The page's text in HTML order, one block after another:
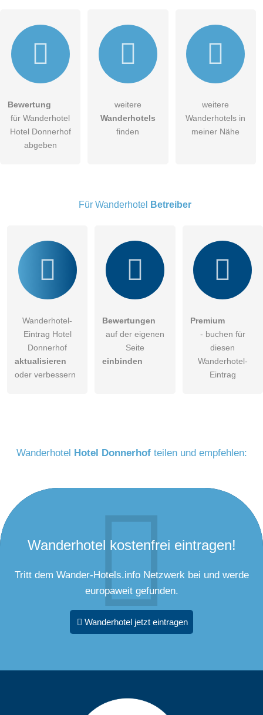
Hiermit akzeptiere ich dieAGB
DieDatenschutzerklärung habe ich zur Kenntnis genommen.
Besucher sichtbar.
Bewertung
für Wanderhotel
Hotel Donnerhof
abgeben
weitere
Wanderhotels
finden
weitere
Wanderhotels in
meiner Nähe
Für Wanderhotel Betreiber
Wanderhotel-
Eintrag Hotel
Donnerhof
aktualisieren
oder verbessern
Bewertungen
auf der eigenen
Seite
einbinden
Premium
- buchen für
diesen
Wanderhotel-
Eintrag
Wanderhotel Hotel Donnerhofteilen und empfehlen:
Wanderhotel kostenfrei eintragen!
Tritt dem Wander-Hotels.info Netzwerk bei und werde
europaweit gefunden.
Wanderhotel jetzt eintragen